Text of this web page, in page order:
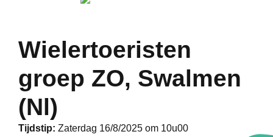
Wielertoeristen
groep ZO, Swalmen
(Nl)
Tijdstip: Zaterdag 16/8/2025 om 10u00